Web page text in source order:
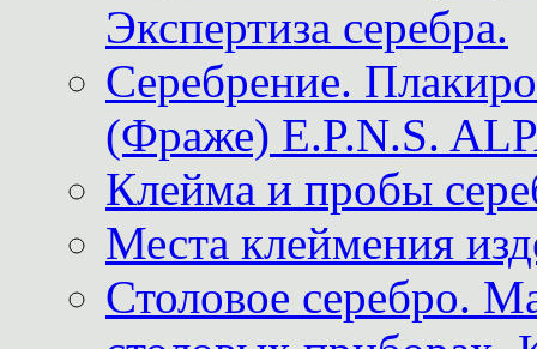
Экспертиза серебра.
Серебрение.
(Фраже) E.P.N.S.
Клейма и пробы
Места клеймения
Столовое серебро.